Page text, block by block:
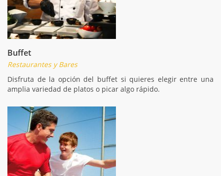
Buffet
Restaurantes y Bares
Disfruta de la opción del buffet si quieres elegir entre una
amplia variedad de platos o picar algo rápido.